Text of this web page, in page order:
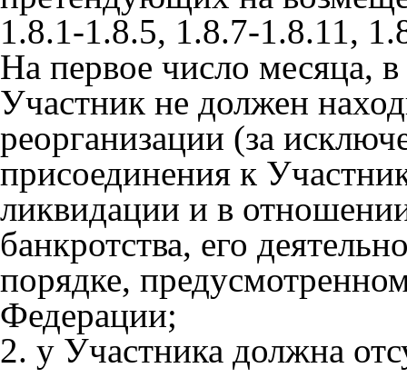
1.8.1-1.8.5, 1.8.7-1.8.11,
На первое число месяца,
Участник не должен
реорганизации (за
присоединения к
ликвидации и в
банкротства, его
порядке,
Федерации;
2. у Участника должна